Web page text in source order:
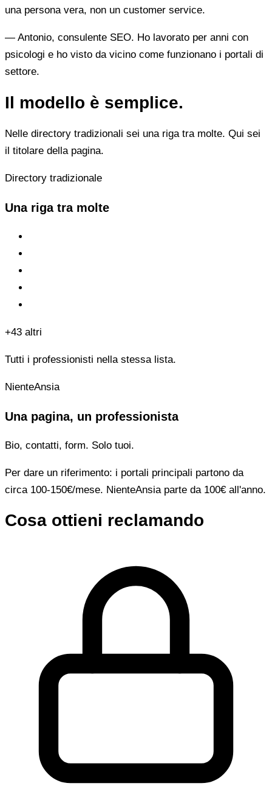
una persona vera, non un customer service.
— Antonio, consulente SEO. Ho lavorato per anni con
psicologi e ho visto da vicino come funzionano i portali di
settore.
Il modello è semplice.
Nelle directory tradizionali sei una riga tra molte. Qui sei
il titolare della pagina.
Directory tradizionale
Una riga tra molte
+43 altri
Tutti i professionisti nella stessa lista.
NienteAnsia
Una pagina, un professionista
Bio, contatti, form. Solo tuoi.
Per dare un riferimento: i portali principali partono da
circa 100-150€/mese. NienteAnsia parte da 100€ all'anno.
Cosa ottieni reclamando